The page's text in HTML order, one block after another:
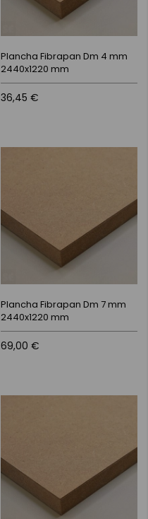
Plancha Fibrapan Dm 4 mm
2440x1220 mm
36,45 €
Plancha Fibrapan Dm 7 mm
2440x1220 mm
69,00 €